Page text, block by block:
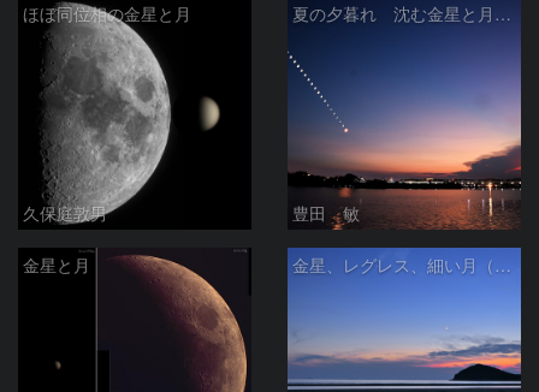
ほぼ同位相の金星と月
久保庭敦男
夏の夕暮れ 沈む金星と月 2026/7/20
豊田 敏
金星と月 金星、レグレス、細い月（７月１６日）